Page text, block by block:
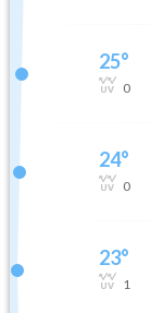
25°
0
24°
0
23°
1